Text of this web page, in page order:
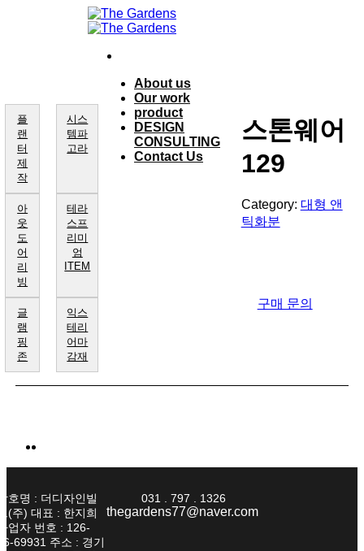
About us
Our work
product
DESIGN
CONSULTING
Contact Us
플
랜
터
제
작
시스
템파
고라
아
웃
도
어
리
빙
테라
스프
리미
엄
ITEM
글
램
핑
존
익스
테리
어마
감재
스톤웨어
129
Category: 대형 앤
틱화분
구매 문의
호명 : 더디자인빌
(주) 대표 : 한지희
업자 번호 : 126-
69931 주소 : 경기
031 . 797 . 1326
thegardens77@naver.com